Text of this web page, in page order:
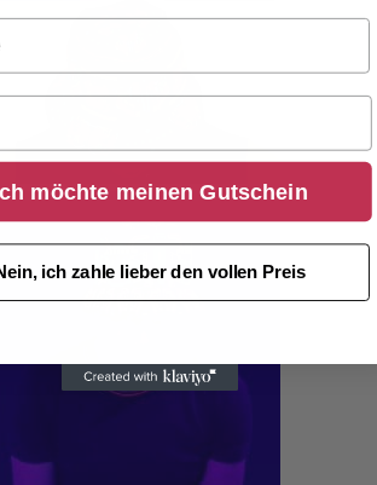
möchte meinen Gutschein
ich zahle lieber den vollen Preis